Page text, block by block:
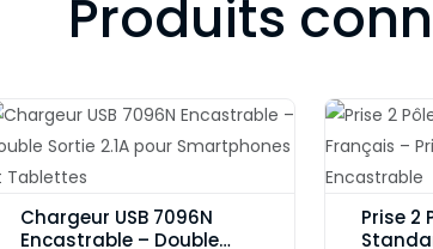
Produits
Chargeur USB 7096N
Encastrable – Double
Prise 2